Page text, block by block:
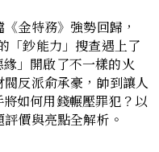
金特務》強勢回歸，
「鈔能力」搜查遇上了
」開啟了不一樣的火
反派俞承豪，帥到讓人
如何用錢輾壓罪犯？以
價與亮點全解析。